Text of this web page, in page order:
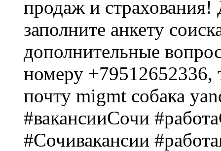
продаж и страхования!
заполните анкету
дополнительные
номеру +79512652336,
почту migmt собака
#вакансииСочи
#Сочивакансии